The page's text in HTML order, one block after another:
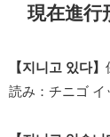
現在進行
【지니고 있다】
読み：チニゴ イ